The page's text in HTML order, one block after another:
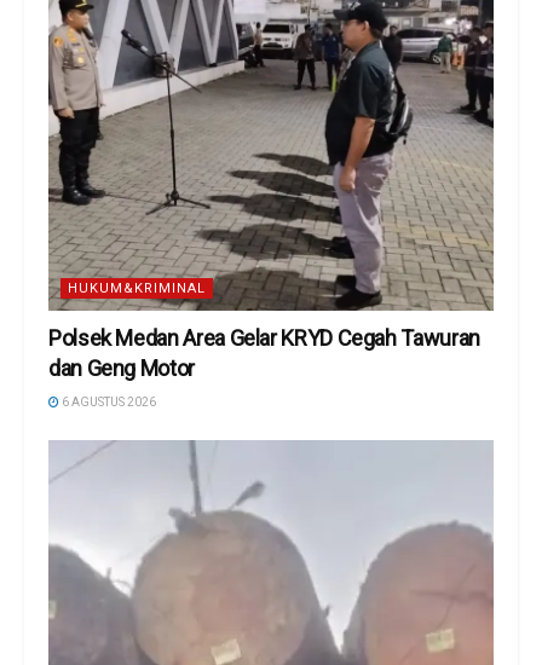
HUKUM&KRIMINAL
Polsek Medan Area Gelar KRYD Cegah Tawuran
dan Geng Motor
6 AGUSTUS 2026